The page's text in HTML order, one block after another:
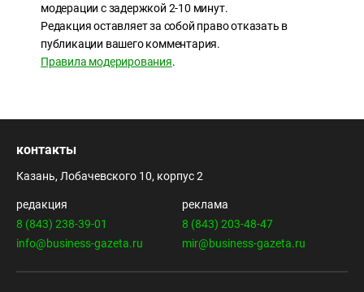
модерации с задержкой 2-10 минут.
Редакция оставляет за собой право отказать в
публикации вашего комментария.
Правила модерирования.
контакты
Казань, Лобачевского 10, корпус 2
редакция
8 (843) 238-39-01
info@business-gazeta.ru
реклама
8 (843) 203-48-47
mir@business-gazeta.ru